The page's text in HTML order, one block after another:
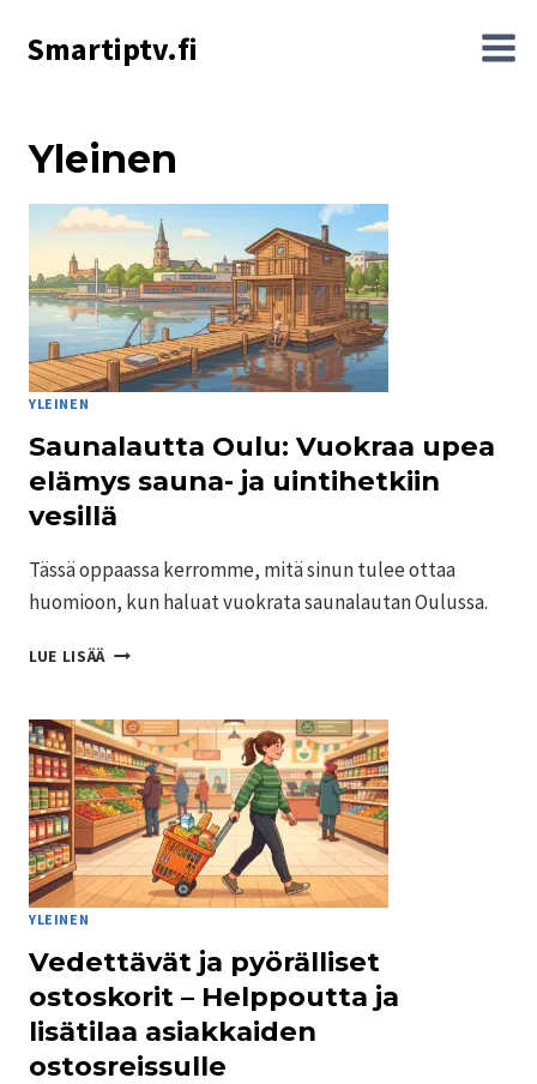
sisältöön
Smartiptv.fi
Yleinen
YLEINEN
Saunalautta Oulu: Vuokraa upea
elämys sauna- ja uintihetkiin
vesillä
Tässä oppaassa kerromme, mitä sinun tulee ottaa
huomioon, kun haluat vuokrata saunalautan Oulussa.
LUE LISÄÄ SAUNALAUTTA
UPEA
ELÄMYS
SAUNA-
JA
UINTIHETKIIN
VESILLÄ
YLEINEN
Vedettävät ja pyörälliset
ostoskorit – Helppoutta ja
lisätilaa asiakkaiden
ostosreissulle